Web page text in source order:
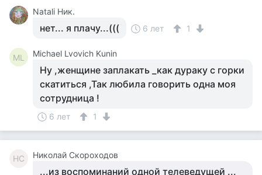
Natali Ник.
нет... я плачу...((( 6 лет 1
ML Michael Lvovich Kunin
Ну ,женщине заплакать _как дураку с горки
скатиться ,Так любила говорить одна моя
сотрудница !
6 лет 1
НС Николай Скороходов
...из воспоминаний одной телеведущей ...